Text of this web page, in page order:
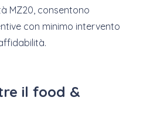
MZ20, consentono
con minimo intervento
il food &